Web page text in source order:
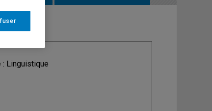
: Linguistique